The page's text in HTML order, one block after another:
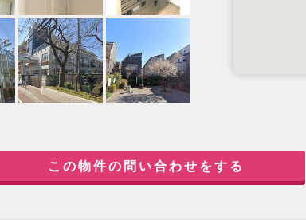
この物件の問い合わせをする